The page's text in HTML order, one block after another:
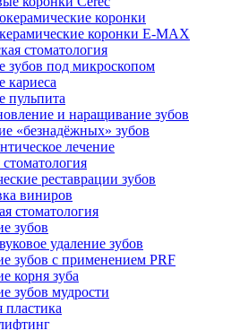
коронки
коронки E-MAX
стоматология
зубов под микроскопом
кариеса
пульпита
и наращивание зубов
«безнадёжных» зубов
лечение
реставрации зубов
виниров
стоматология
зубов
удаление зубов
зубов с применением PRF
корня зуба
зубов мудрости
пластика